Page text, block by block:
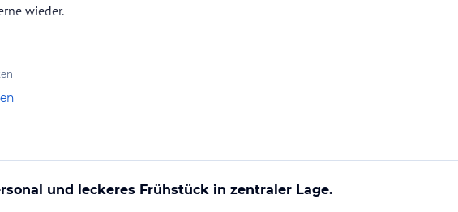
wieder.
und leckeres Frühstück in zentraler Lage.